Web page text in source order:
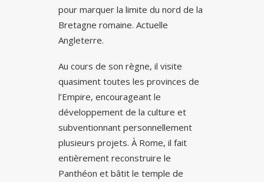
pour marquer la limite du nord de la
Bretagne romaine. Actuelle
Angleterre.
Au cours de son règne, il visite
quasiment toutes les provinces de
l’Empire, encourageant le
développement de la culture et
subventionnant personnellement
plusieurs projets. À Rome, il fait
entièrement reconstruire le
Panthéon et bâtit le temple de